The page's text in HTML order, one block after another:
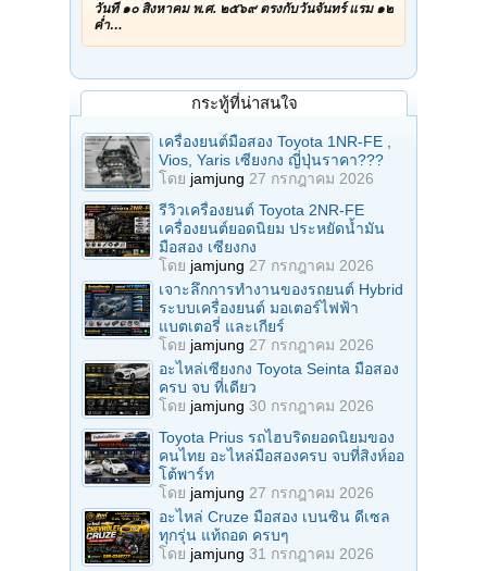
วันที่ ๑๐ สิงหาคม พ.ศ. ๒๕๖๙ ตรงกับวันจันทร์ แรม ๑๒
ค่ำ…
กระทู้ที่น่าสนใจ
เครื่องยนต์มือสอง Toyota 1NR-FE ,
Vios, Yaris เซียงกง ญี่ปุ่นราคา???
โดย jamjung 27 กรกฎาคม 2026
รีวิวเครื่องยนต์ Toyota 2NR-FE
เครื่องยนต์ยอดนิยม ประหยัดน้ำมัน
มือสอง เซียงกง
โดย jamjung 27 กรกฎาคม 2026
เจาะลึกการทำงานของรถยนต์ Hybrid
ระบบเครื่องยนต์ มอเตอร์ไฟฟ้า
แบตเตอรี่ และเกียร์
โดย jamjung 27 กรกฎาคม 2026
อะไหล่เซียงกง Toyota Seinta มือสอง
ครบ จบ ที่เดียว
โดย jamjung 30 กรกฎาคม 2026
Toyota Prius รถไฮบริดยอดนิยมของ
คนไทย อะไหล่มือสองครบ จบที่สิงห์ออ
โต้พาร์ท
โดย jamjung 27 กรกฎาคม 2026
อะไหล่ Cruze มือสอง เบนซิน ดีเซล
ทุกรุ่น แท้ถอด ครบๆ
โดย jamjung 31 กรกฎาคม 2026